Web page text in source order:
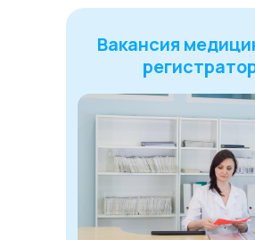
Вакансия